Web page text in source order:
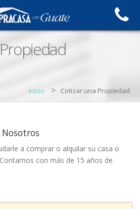
Inicio > Cotizar una Propiedad
a comprar o alquilar su casa o
con más de 15 años de